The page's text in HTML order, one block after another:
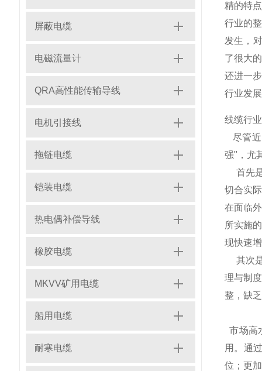
屏蔽电缆
电磁流量计
QRA高性能传输导线
电机引接线
拖链电缆
铠装电缆
热电偶补偿导线
橡胶电缆
MKVV矿用电缆
船用电缆
耐寒电缆
精的特
行业的
发生，
了很大
还进一
行业发
线缆行
尽管近
强"，尤
首先是
切合实
在面临
所实施
现快速
其次是
理与制
整，缺
市场高
用。通
位；更